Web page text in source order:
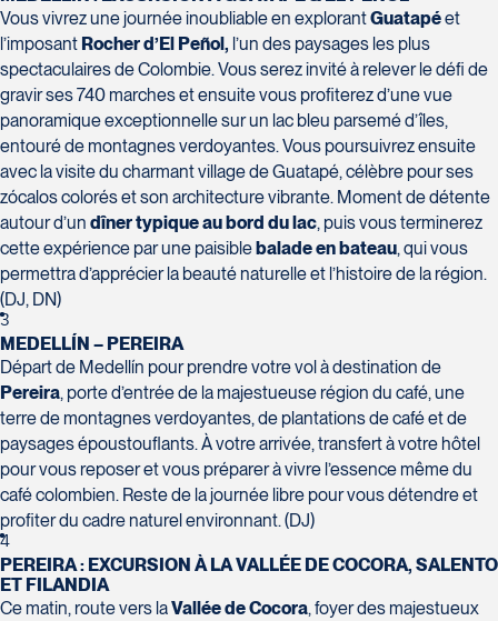
Vous vivrez une journée inoubliable en explorantGuatapéet
l’imposant Rocher d’El Peñol, l’un des paysages les plus
spectaculaires de Colombie. Vous serez invité à relever le défi de
gravir ses 740 marches et ensuite vous profiterez d’une vue
panoramique exceptionnelle sur un lac bleu parsemé d’îles,
entouré de montagnes verdoyantes. Vous poursuivrez ensuite
avec la visite du charmant village de Guatapé, célèbre pour ses
zócalos colorés et son architecture vibrante. Moment de détente
autour d’un dîner typique au bord du lac, puis vous terminerez
cette expérience par une paisible balade en bateau, qui vous
permettra d’apprécier la beauté naturelle et l’histoire de la région.
(DJ, DN)
3
MEDELLÍN – PEREIRA
Départ de Medellín pour prendre votre vol à destination de
Pereira, porte d’entrée de la majestueuse région du café, une
terre de montagnes verdoyantes, de plantations de café et de
paysages époustouflants. À votre arrivée, transfert à votre hôtel
pour vous reposer et vous préparer à vivre l’essence même du
café colombien. Reste de la journée libre pour vous détendre et
profiter du cadre naturel environnant. (DJ)
4
PEREIRA : EXCURSION À LA VALLÉE DE COCORA, SALENTO
ET FILANDIA
Ce matin, route vers laVallée de Cocora, foyer des majestueux
5256
Voyages Nouveau-Monde
420 Boulevard Manseau
Joliette
J6E 3E1
Tél :450-755-5557 / 1-877-751-
5557
Voyages Terre et Monde
1460 Chemin Gascon
Terrebonne
J6X 2Z5
Tél :450-964-3574
J7E 0C2
Tél :450-437-2324
Voyages des Laurentides
939 Boulevard Albiny-Paquette
Mont-Laurier
J9L 3J1
Tél :819-623-2511 / 1-866-385-
2511
Laval
H7T 1C8
Tél :450-688-6211 / 1-888-682-
8616
Club Voyages Orientation
1001 Boulevard de Montarville -
local 39
Boucherville
J4B 6P5
Tél :450-655-1855 / 1-866-655-
5736
Club Voyages Princesse
686 rue Principale
Granby
J2G 2Y4
Tél :
450-372-4444
La Forfaiterie Voyages
5401 Boulevard Des Galeries -
Local 104 (porte H)
Québec
G2K 1N4
Tél :418-652-2400 / 1-888-848-
1518
Le Voyagiste de Québec
3229 Chemin des Quatre-
Bourgeois - Suite
120QuébecG1W 0C1
Tél :418-977-4080 / 1-877-977-
4080
Tél :418-543-0277
SOUMETTRE